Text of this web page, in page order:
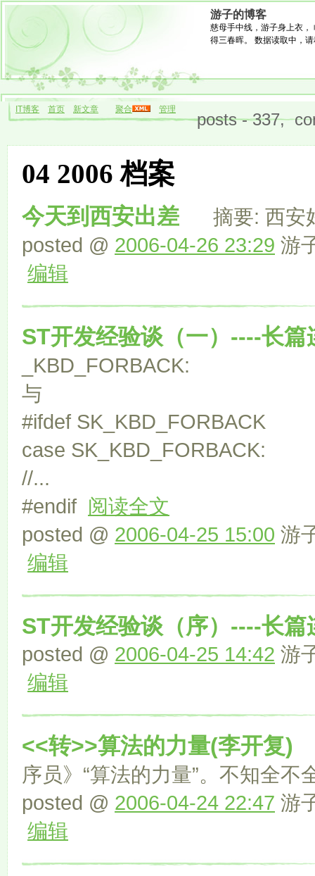
游子的博客
慈母手中线，游子身上衣
得三春晖。 数据读取中，请
IT博客 首页 新文章 聚合 管理
posts - 337,
04 2006 档案
今天到西安出差 摘要: 西安
posted @ 2006-04-26 23:29 游
编辑
ST开发经验谈（一）----长篇
_KBD_FORBACK:
与
#ifdef SK_KBD_FORBACK
case SK_KBD_FORBACK:
//...
#endif 阅读全文
posted @ 2006-04-25 15:00 游
编辑
ST开发经验谈（序）----长篇
posted @ 2006-04-25 14:42 游
编辑
<<转>>算法的力量(李开复)
序员》“算法的力量”。不知全
posted @ 2006-04-24 22:47 游
编辑